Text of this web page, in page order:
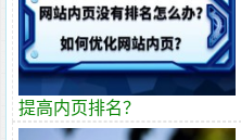
提高内页排名？